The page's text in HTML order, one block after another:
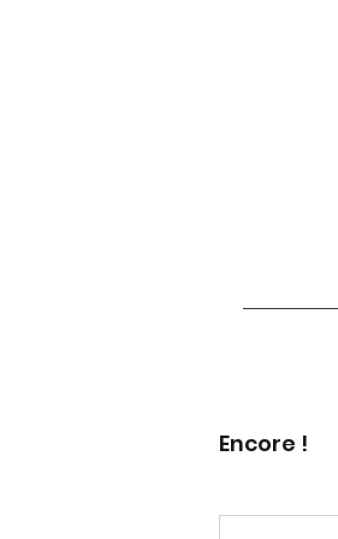
Encore !